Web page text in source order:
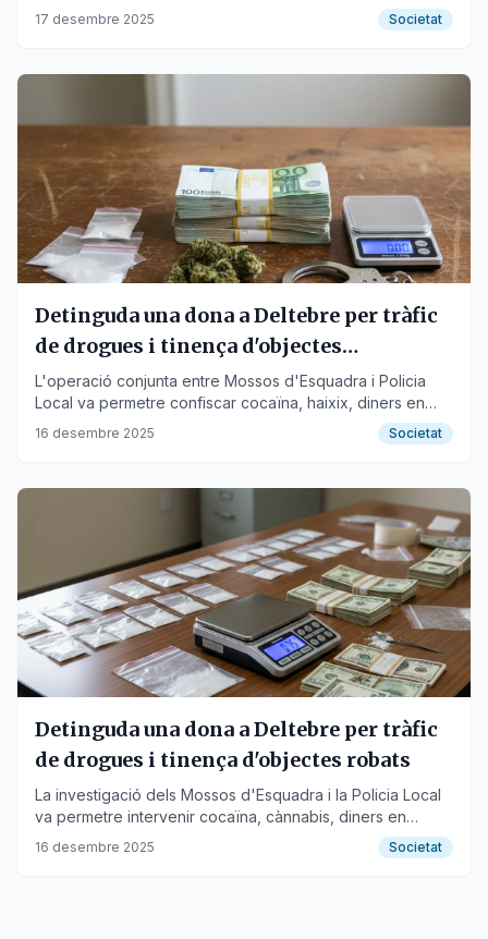
Deltebre.
17 desembre 2025 Societat
Detinguda una dona a Deltebre per tràfic
de drogues i tinença d'objectes
presumptament robats
L'operació conjunta entre Mossos d'Esquadra i Policia
Local va permetre confiscar cocaïna, haixix, diners en
efectiu i material per a la distribució.
16 desembre 2025 Societat
Detinguda una dona a Deltebre per tràfic
de drogues i tinença d'objectes robats
La investigació dels Mossos d'Esquadra i la Policia Local
va permetre intervenir cocaïna, cànnabis, diners en
efectiu i material per a monodosis.
16 desembre 2025 Societat